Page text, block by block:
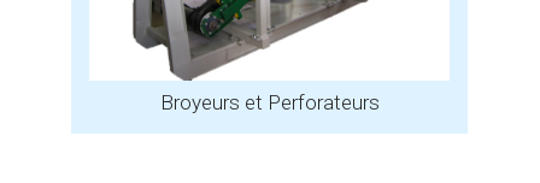
Broyeurs et Perforateurs